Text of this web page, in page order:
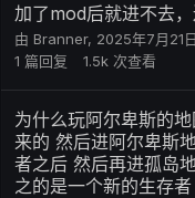
加了mod后就进不去
由 Branner, 2025年7月21日
1 篇回复 1.5k 次查看
为什么玩阿尔卑斯的
来的 然后进阿尔卑斯
者之后 然后再进孤岛
之的是一个新的生存